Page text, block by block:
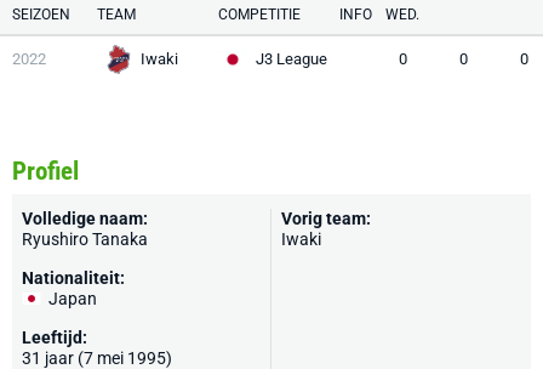
SEIZOEN TEAM COMPETITIE INFO WED.
2022 Iwaki J3 League 0 0 0
Profiel
Volledige naam:
Ryushiro Tanaka
Nationaliteit:
Japan
Leeftijd:
31 jaar (7 mei 1995)
Vorig team:
Iwaki